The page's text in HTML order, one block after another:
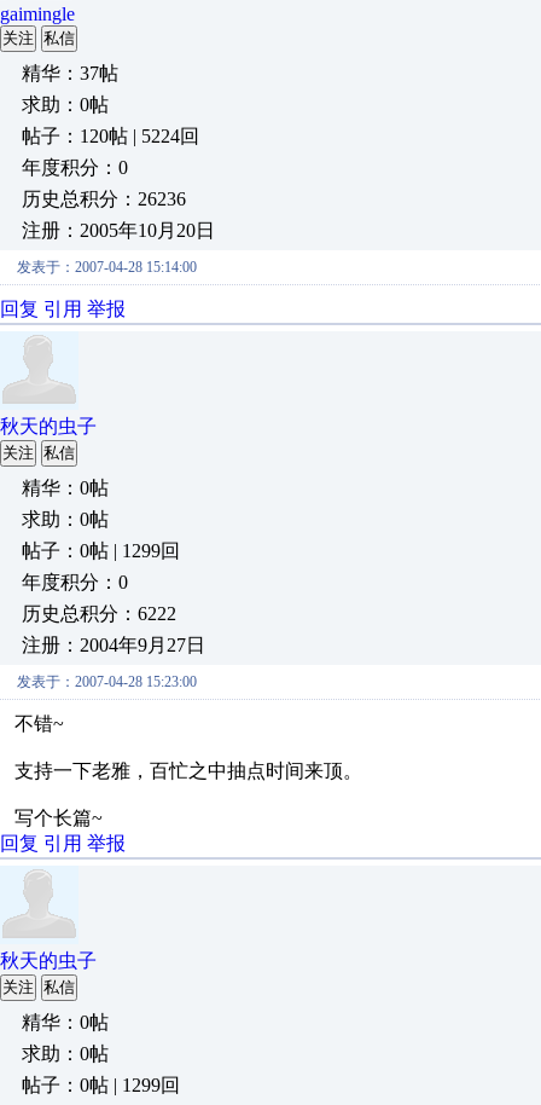
gaimingle
关注 私信
精华：37帖
求助：0帖
帖子：120帖 | 5224回
年度积分：0
历史总积分：26236
注册：2005年10月20日
发表于：2007-04-28 15:14:00
回复 引用 举报
秋天的虫子
关注 私信
精华：0帖
求助：0帖
帖子：0帖 | 1299回
年度积分：0
历史总积分：6222
注册：2004年9月27日
发表于：2007-04-28 15:23:00
不错~
支持一下老雅，百忙之中抽点时间来顶。
写个长篇~
回复 引用 举报
秋天的虫子
关注 私信
精华：0帖
求助：0帖
帖子：0帖 | 1299回